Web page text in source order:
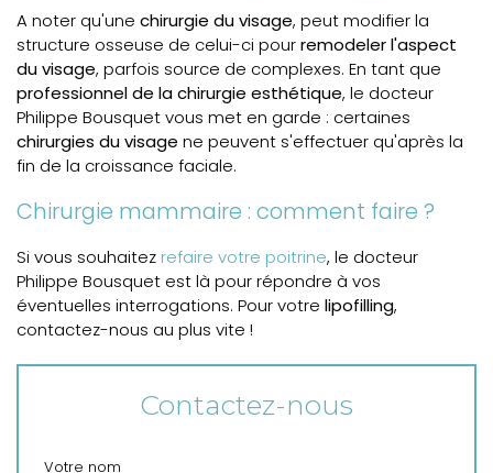
A noter qu'une chirurgie du visage, peut modifier la
structure osseuse de celui-ci pourremodeler l'aspect
du visage, parfois source de complexes. En tant que
professionnel de la chirurgie esthétique, le docteur
Philippe Bousquet vous met en garde : certaines
chirurgies du visage ne peuvent s'effectuer qu'après la
fin de la croissance faciale.
Chirurgie mammaire : comment faire ?
Si vous souhaitez refaire votre poitrine, le docteur
Philippe Bousquet est là pour répondre à vos
éventuelles interrogations. Pour votre lipofilling,
contactez-nous au plus vite !
Contactez-nous